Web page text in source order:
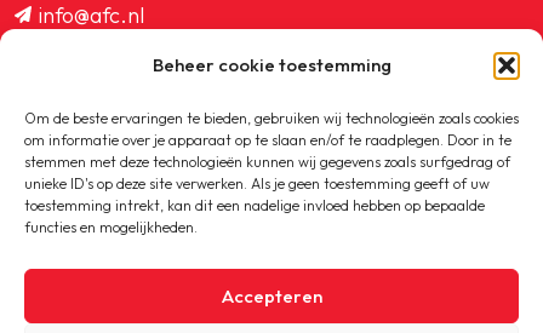
Beheer cookie toestemming
Om de beste ervaringen te bieden, gebruiken wij technologieën zoals cookies
om informatie over je apparaat op te slaan en/of te raadplegen. Door in te
stemmen met deze technologieën kunnen wij gegevens zoals surfgedrag of
unieke ID's op deze site verwerken. Als je geen toestemming geeft of uw
toestemming intrekt, kan dit een nadelige invloed hebben op bepaalde
functies en mogelijkheden.
Accepteren
info@afc.nl
ledenadministratie@afc.nl
Copyright © 2020-2026 AFC